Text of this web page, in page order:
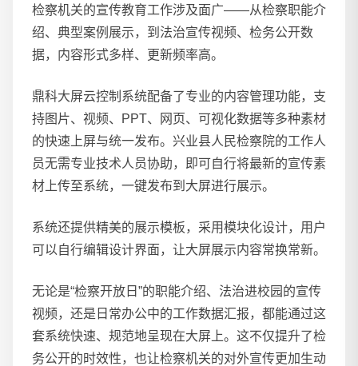
检察机关的宣传教育工作涉及面广——从检察职能介
绍、典型案例展示，到法治宣传视频、检务公开数
据，内容形式多样、更新频率高。
鼎科大屏云控制系统配备了专业的内容管理功能，支
持图片、视频、PPT、网页、可视化数据等多种素材
的快速上屏与统一发布。兴业县人民检察院的工作人
员无需专业技术人员协助，即可自行将最新的宣传素
材上传至系统，一键发布到大屏进行展示。
系统还提供精美的展示模板，采用模块化设计，用户
可以自行编辑设计界面，让大屏展示内容常换常新。
无论是“检察开放日”的职能介绍、法治进校园的宣传
视频，还是日常办公中的工作数据汇报，都能通过这
套系统快速、规范地呈现在大屏上。这不仅提升了检
务公开的时效性，也让检察机关的对外宣传更加生动